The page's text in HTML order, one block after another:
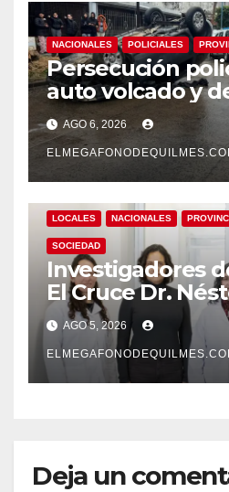
NACIONALES POLICIALES
Persecución
auto volcado y
detenidos en
Solano
AGO 6, 2026
LOCALES NACIONALES
SOCIEDAD
Investigadores
El Cruce Dr.
desarrollan un
pionero sobre el
envejecimiento
demencias
AGO 5, 2026
Deja un